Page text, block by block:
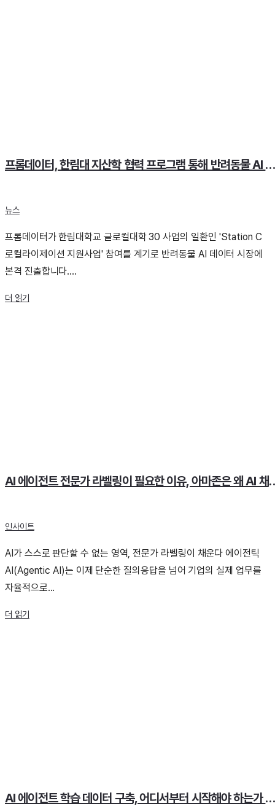
프롬데이터, 한림대 지산학 협력 프로그램 통해
뉴스
프롬데이터가 한림대학교 글로컬대학 30 사업의 일환인 'Station C
로컬라이제이션 지원사업' 참여를 계기로 반려동물 AI 데이터 시장에
본격 진출합니다....
더 읽기
AI 에이전트 전문가 라벨
인사이트
AI가 스스로 판단할 수 없는 영역, 전문가 라벨링이 채운다 에이전틱
AI(Agentic AI)는 이제 단순한 질의응답을 넘어 기업의 실제 업무를
자율적으로...
더 읽기
AI 에이전트 학습 데이터 구축, 어디서부터 시작해야 하는가